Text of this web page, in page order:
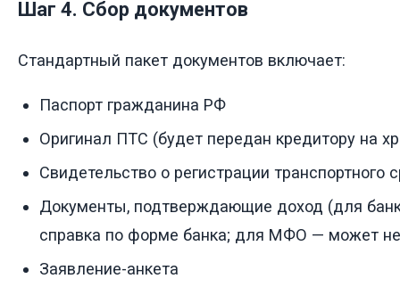
Шаг 4. Сбор документов
Стандартный пакет документов включает:
Паспорт гражданина РФ
Оригинал ПТС (будет передан кредитору на
Свидетельство о регистрации транспортного
Документы, подтверждающие доход (для
справка по форме банка; для МФО — может не
Заявление-анкета